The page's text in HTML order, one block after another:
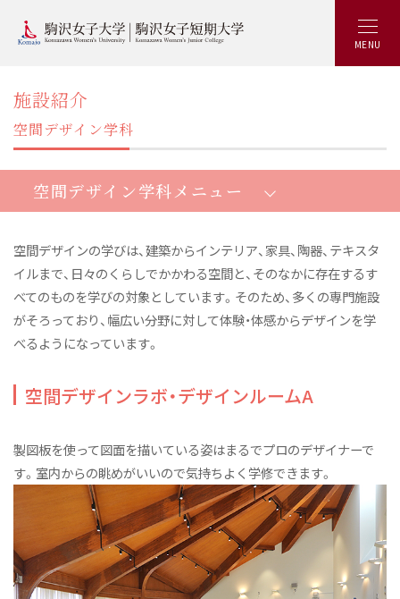
MENU
施設紹介
空間デザイン学科
空間デザインの学びは、建築からインテリア、家具、陶器、テキスタ
イルまで、日々のくらしでかかわる空間と、そのなかに存在するす
べてのものを学びの対象としています。そのため、多くの専門施設
がそろっており、幅広い分野に対して体験・体感からデザインを学
べるようになっています。
空間デザインラボ・デザインルームA
製図板を使って図面を描いている姿はまるでプロのデザイナーで
す。室内からの眺めがいいので気持ちよく学修できます。
空間デザイン学科メニュー
空間デザイン学部空間デザイン学科：トップ
空間デザイン学部5つの特長
資格と就職
建築デザインコース
インテリアデザインコース
カリキュラム
教員紹介
施設紹介